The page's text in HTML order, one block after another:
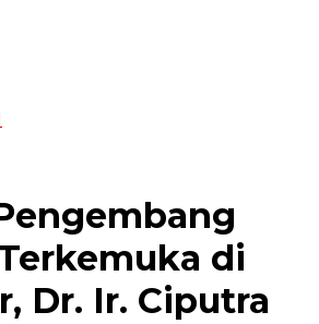
di
Dr. Ir. Ciputra